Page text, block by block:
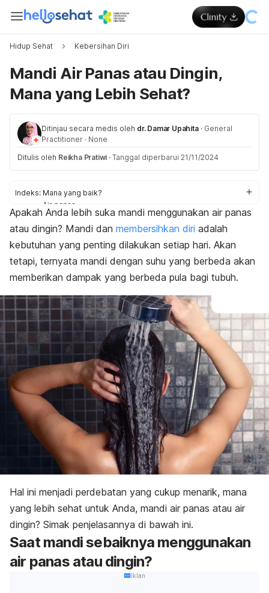
Hidup Sehat Kebersihan Diri
Mandi Air Panas atau Dingin,
Mana yang Lebih Sehat?
Ditinjau secara medis oleh dr. Damar Upahita · General
Practitioner · None
Ditulis oleh Reikha Pratiwi · Tanggal diperbarui 21/11/2024
Indeks: Mana yang baik?
Air panas
Air dingin
Apakah Anda lebih suka mandi menggunakan air panas
atau dingin? Mandi dan membersihkan diri adalah
kebutuhan yang penting dilakukan setiap hari. Akan
tetapi, ternyata mandi dengan suhu yang berbeda akan
memberikan dampak yang berbeda pula bagi tubuh.
Hal ini menjadi perdebatan yang cukup menarik, mana
yang lebih sehat untuk Anda, mandi air panas atau air
dingin? Simak penjelasannya di bawah ini.
Saat mandi sebaiknya menggunakan
air panas atau dingin?
Iklan